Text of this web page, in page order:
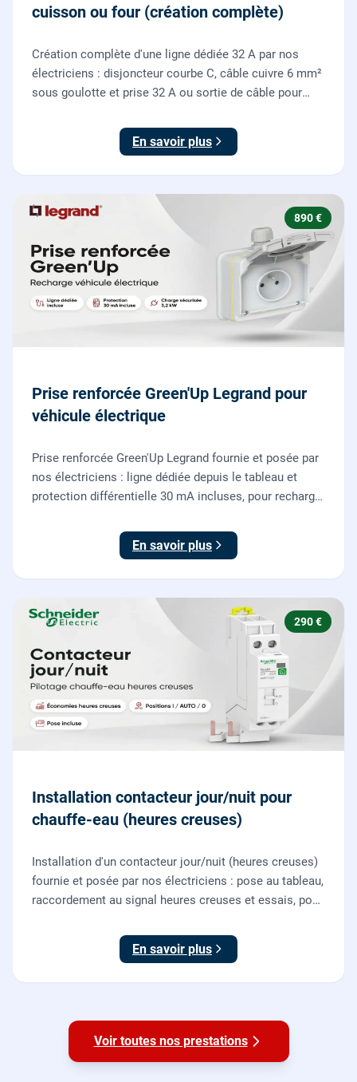
cuisson ou four (création complète)
Création complète d'une ligne dédiée 32 A par nos
électriciens : disjoncteur courbe C, câble cuivre 6 mm²
sous goulotte et prise 32 A ou sortie de câble pour
En savoir plus
890 €
Prise renforcée Green'Up Legrand pour
véhicule électrique
Prise renforcée Green'Up Legrand fournie et posée par
nos électriciens : ligne dédiée depuis le tableau et
protection différentielle 30 mA incluses, pour recharger
En savoir plus
290 €
Installation contacteur jour/nuit pour
chauffe-eau (heures creuses)
Installation d'un contacteur jour/nuit (heures creuses)
fournie et posée par nos électriciens : pose au tableau,
raccordement au signal heures creuses et essais, pour
En savoir plus
Voir toutes nos prestations